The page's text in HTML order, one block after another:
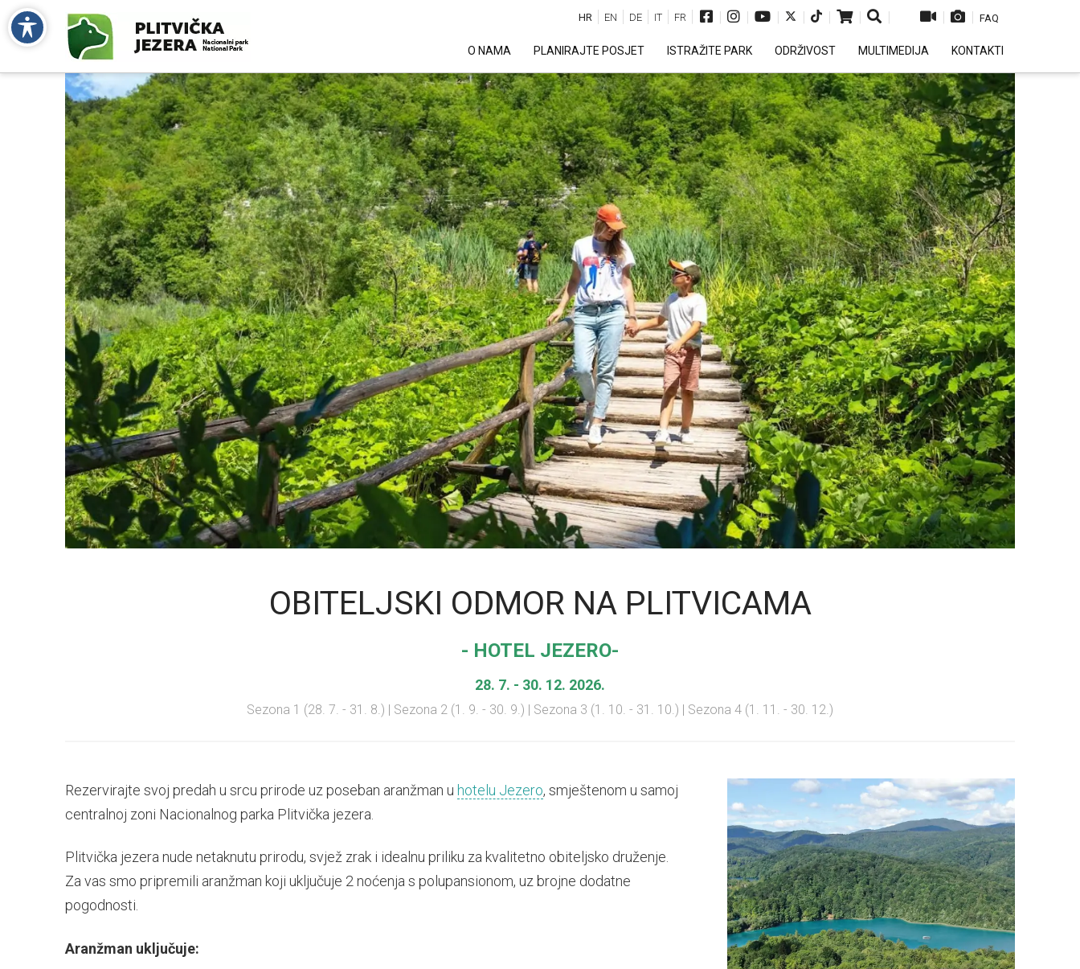
| | | | | | | | | FAQ
HR EN DE IT FR
O NAMA PLANIRAJTE POSJET ISTRAŽITE PARK ODRŽIVOST MULTIMEDIJA KONTAKTI
OBITELJSKI ODMOR NA PLITVICAMA
- HOTEL JEZERO-
28. 7. - 30. 12. 2026.
Sezona 1 (28. 7. - 31. 8.) | Sezona 2 (1. 9. - 30. 9.) | Sezona 3 (1. 10. - 31. 10.) | Sezona 4 (1. 11. - 30. 12.)
Rezervirajte svoj predah u srcu prirode uz poseban aranžman u hotelu Jezero, smještenom u samoj
centralnoj zoni Nacionalnog parka Plitvička jezera.
Plitvička jezera nude netaknutu prirodu, svjež zrak i idealnu priliku za kvalitetno obiteljsko druženje.
Za vas smo pripremili aranžman koji uključuje 2 noćenja s polupansionom, uz brojne dodatne
pogodnosti.
Aranžman uključuje: